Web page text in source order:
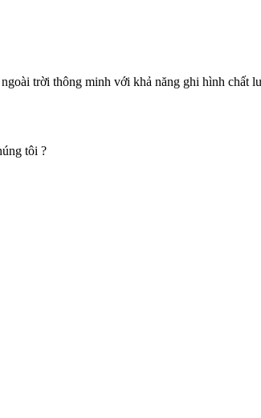
trời thông minh với khả năng ghi hình chất
tôi ?